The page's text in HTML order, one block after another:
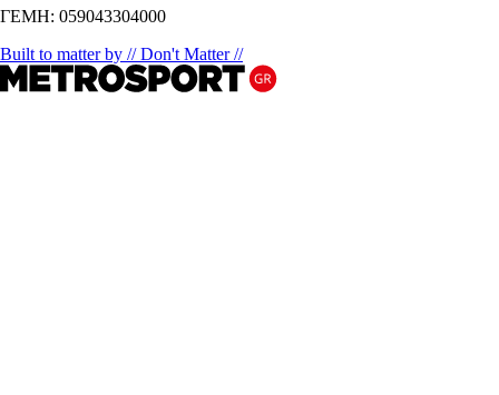
ΓΕΜΗ: 059043304000
Built to matter by // Don't Matter //